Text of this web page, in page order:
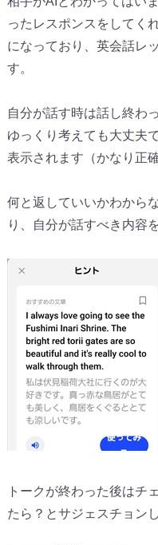
ったレスポンスをしてく
になっており、英会話レ
す。
自分が話す時は話し終わ
ゆっくり考えても大丈夫
表示されます（かなり正
何と返していいかわから
り、自分が話すべき内容
トークが終わった後はチ
たら？とサジェスチョン